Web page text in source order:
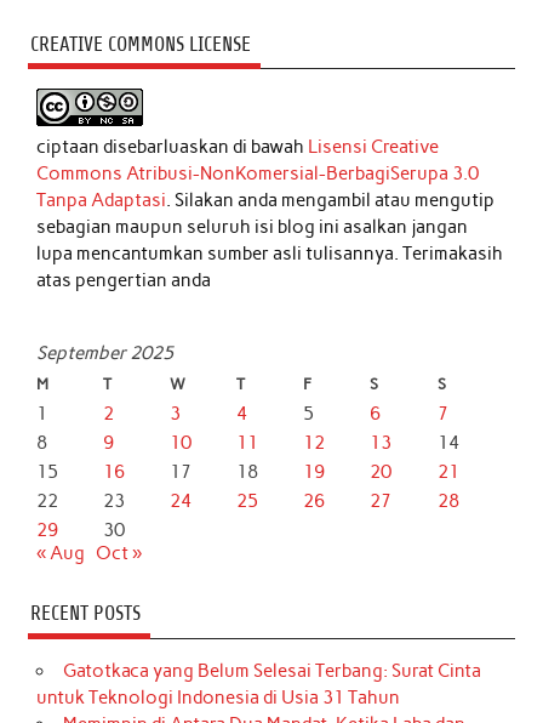
CREATIVE COMMONS LICENSE
ciptaan disebarluaskan di bawah Lisensi Creative
Commons Atribusi-NonKomersial-BerbagiSerupa 3.0
Tanpa Adaptasi . Silakan anda mengambil atau mengutip
sebagian maupun seluruh isi blog ini asalkan jangan
lupa mencantumkan sumber asli tulisannya. Terimakasih
atas pengertian anda
September 2025
M T W T F S S
1 2 3 4 5 6
7
8
9 10 11 12 13
14
15
16 17 18 19 20
21
22
23 24 25 26 27
28
29
30
« Aug
Oct »
RECENT POSTS
Gatotkaca yang Belum Selesai Terbang: Surat Cinta
untuk Teknologi Indonesia di Usia 31 Tahun